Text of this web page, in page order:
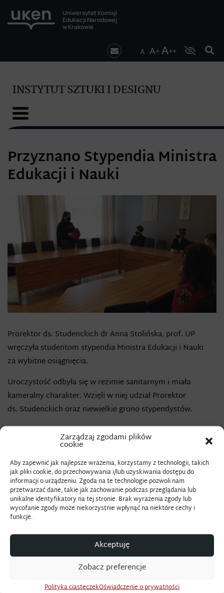
Zarządzaj zgodami plików
cookie
Aby zapewnić jak najlepsze wrażenia, korzystamy z technologii, takich
jak pliki cookie, do przechowywania i/lub uzyskiwania dostępu do
informacji o urządzeniu. Zgoda na te technologie pozwoli nam
przetwarzać dane, takie jak zachowanie podczas przeglądania lub
unikalne identyfikatory na tej stronie. Brak wyrażenia zgody lub
wycofanie zgody może niekorzystnie wpłynąć na niektóre cechy i
funkcje.
Akceptuję
Zobacz preferencje
Polityka ciasteczekOświadczenie o prywatności
Uniwersytet Komisji
Edukacji Narodowej
w Krakowie
INSTYTUT SZTUKI I DESIGNU
Przyznano Stypendia Ministra
Edukacji i Nauki
Prorektor ds. Studenckich dr Anna Stolińska, prof. UP
wręczyła studentom stypendia Ministra Edukacji i Nauki
za wybitne osiągnięcia.
Uroczystość odbyła się w reżimie sanitarnym i miała
kameralny charakter. Wzięli w niej udział Prorektor
ds. Studenckich oraz niewielkie grono stypendystów.
Wśród osób, które otrzymały stypendia Ministra Edukacji
i Nauki znaleźli się: Kamil Dawid Dąbek – art & design (drugi
rok studiów drugiego stopnia), Karolina Agnieszka
Glanowska – art & design (drugi rok studiów drugiego
stopnia), Kamila Monika Jajkowska – art & design (drugi rok
studiów drugiego stopnia), Katarzyna Weronika Pieczko –
art & design (drugi rok studiów drugiego stopnia), Gabriela
drugiego stopnia).
Gratulujemy
OSTATNIE WPISY